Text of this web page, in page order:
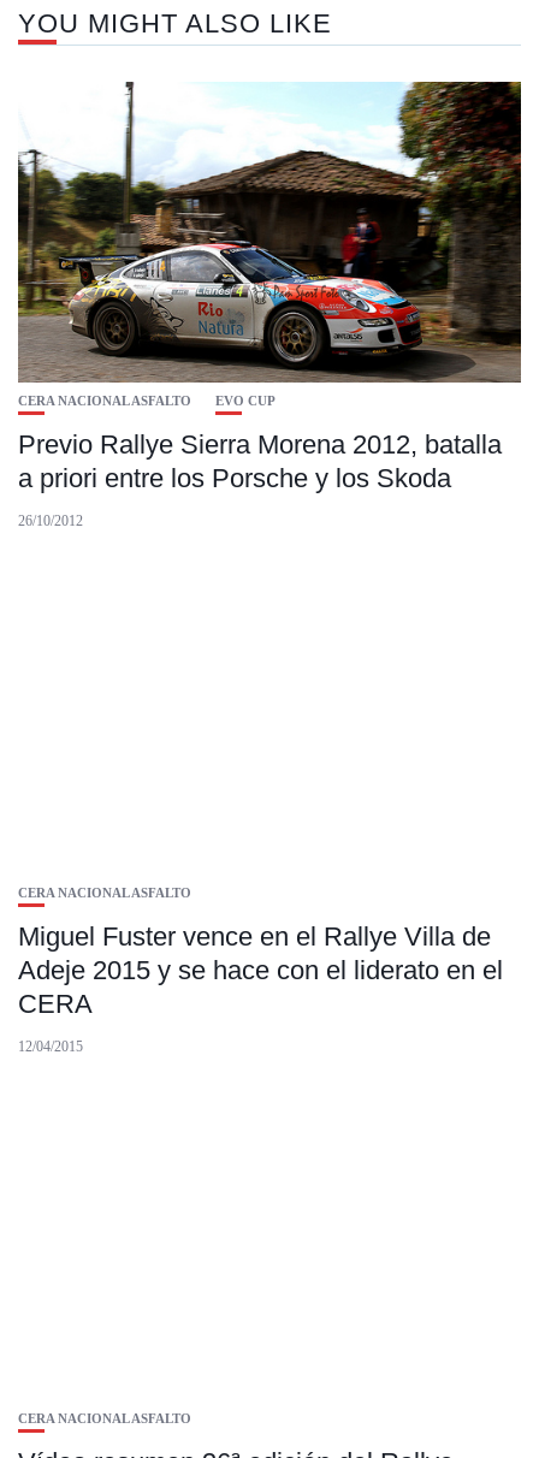
YOU MIGHT ALSO LIKE
CERA NACIONAL ASFALTO EVO CUP
Previo Rallye Sierra Morena 2012, batalla
a priori entre los Porsche y los Skoda
26/10/2012
CERA NACIONAL ASFALTO
Miguel Fuster vence en el Rallye Villa de
Adeje 2015 y se hace con el liderato en el
CERA
12/04/2015
CERA NACIONAL ASFALTO